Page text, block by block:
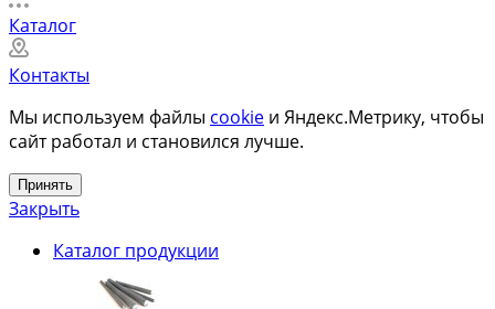
Каталог
Контакты
Мы используем файлы cookie и Яндекс.Метрику, чтобы
сайт работал и становился лучше.
Принять
Закрыть
Каталог продукции